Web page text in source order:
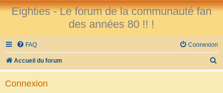
Eighties - Le forum de la communauté fan
des années 80 !! !
FAQ Connexion
Accueil du forum
e
Connexion